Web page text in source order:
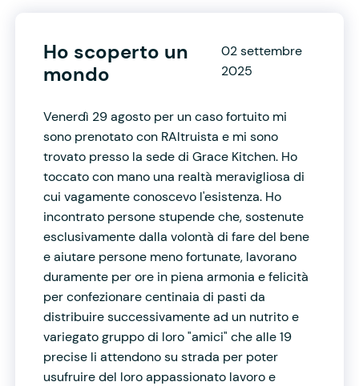
Ho scoperto un
mondo
02 settembre
2025
Venerdì 29 agosto per un caso fortuito mi
sono prenotato con RAltruista e mi sono
trovato presso la sede di Grace Kitchen. Ho
toccato con mano una realtà meravigliosa di
cui vagamente conoscevo l'esistenza. Ho
incontrato persone stupende che, sostenute
esclusivamente dalla volontà di fare del bene
e aiutare persone meno fortunate, lavorano
duramente per ore in piena armonia e felicità
per confezionare centinaia di pasti da
distribuire successivamente ad un nutrito e
variegato gruppo di loro "amici" che alle 19
precise li attendono su strada per poter
usufruire del loro appassionato lavoro e